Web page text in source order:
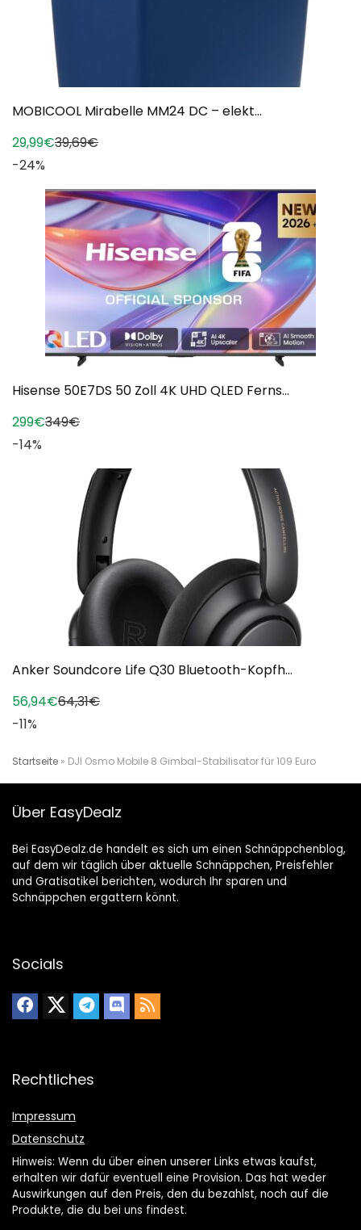
MOBICOOL Mirabelle MM24 DC – elekt...
29,99€39,69€
-24%
Hisense 50E7DS 50 Zoll 4K UHD QLED Ferns...
299€349€
-14%
Anker Soundcore Life Q30 Bluetooth-Kopfh...
56,94€64,31€
-11%
Startseite » DJI Osmo Mobile 8 Gimbal-Stabilisator für 109 Euro
Über EasyDealz
Bei EasyDealz.de handelt es sich um einen Schnäppchenblog,
auf dem wir täglich über aktuelle Schnäppchen, Preisfehler
und Gratisatikel berichten, wodurch Ihr sparen und
Schnäppchen ergattern könnt.
Socials
Rechtliches
Impressum
Datenschutz
Hinweis: Wenn du über einen unserer Links etwas kaufst,
erhalten wir dafür eventuell eine Provision. Das hat weder
Auswirkungen auf den Preis, den du bezahlst, noch auf die
Produkte, die du bei uns findest.